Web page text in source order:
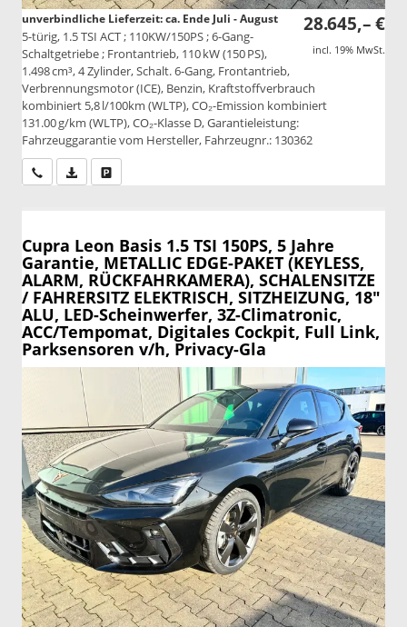
28.645,– €
incl. 19% MwSt.
unverbindliche Lieferzeit: ca. Ende Juli - August
5-türig, 1.5 TSI ACT ; 110KW/150PS ; 6-Gang-
Schaltgetriebe ; Frontantrieb, 110 kW (150 PS),
1.498 cm³, 4 Zylinder, Schalt. 6-Gang, Frontantrieb,
Verbrennungsmotor (ICE), Benzin, Kraftstoffverbrauch
kombiniert 5,8 l/100km (WLTP), CO₂-Emission kombiniert
131.00 g/km (WLTP), CO₂-Klasse D, Garantieleistung:
Fahrzeuggarantie vom Hersteller, Fahrzeugnr.: 130362
Wir rufen Sie anPDF-Datei, Fahrzeugexposé drucken
Cupra Leon Basis 1.5 TSI 150PS, 5 Jahre
Garantie, METALLIC EDGE-PAKET (KEYLESS,
ALARM, RÜCKFAHRKAMERA), SCHALENSITZE
/ FAHRERSITZ ELEKTRISCH, SITZHEIZUNG, 18"
ALU, LED-Scheinwerfer, 3Z-Climatronic,
ACC/Tempomat, Digitales Cockpit, Full Link,
Parksensoren v/h, Privacy-Gla